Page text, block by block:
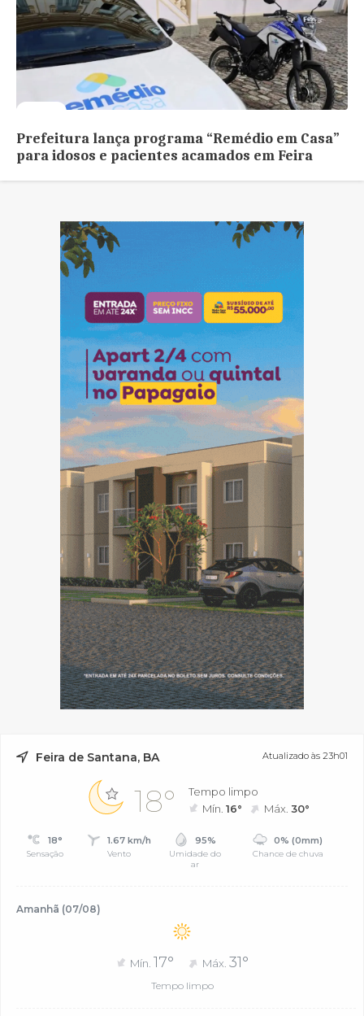
Prefeitura lança programa “Remédio em Casa”
para idosos e pacientes acamados em Feira
Feira de Santana, BA Atualizado às 23h01
18°
Tempo limpo
Mín.16° Máx.30°
18°
Sensação
1.67 km/h
Vento
95%
Umidade do
ar
0% (0mm)
Chance de chuva
Amanhã (07/08)
Mín. 17° Máx. 31°
Tempo limpo